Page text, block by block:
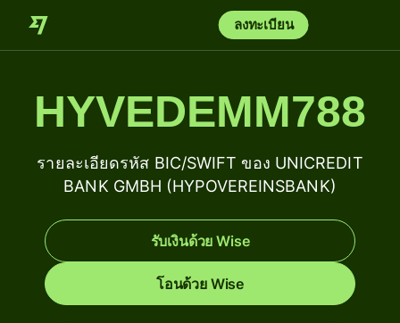
ลงทะเบียน
HYVEDEMM788
รายละเอียดรหัส BIC/SWIFT ของ UNICREDIT
BANK GMBH (HYPOVEREINSBANK)
รับเงินด้วย Wise
โอนด้วย Wise